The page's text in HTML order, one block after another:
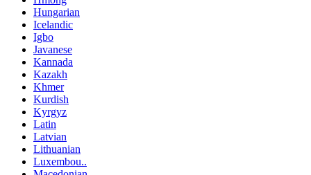
Hungarian
Icelandic
Igbo
Javanese
Kannada
Kazakh
Khmer
Kurdish
Kyrgyz
Latin
Latvian
Lithuanian
Luxembou..